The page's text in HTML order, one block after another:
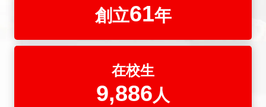
創立61年
在校生
9,886人